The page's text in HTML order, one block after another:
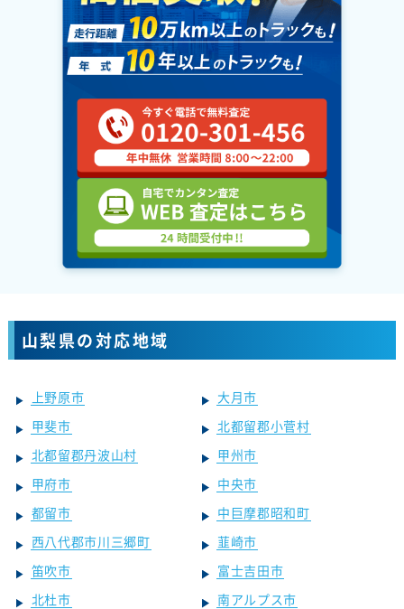
山梨県の対応地域
上野原市
大月市
甲斐市
北都留郡小菅村
北都留郡丹波山村
甲州市
甲府市
中央市
都留市
中巨摩郡昭和町
西八代郡市川三郷町
韮崎市
笛吹市
富士吉田市
北杜市
南アルプス市